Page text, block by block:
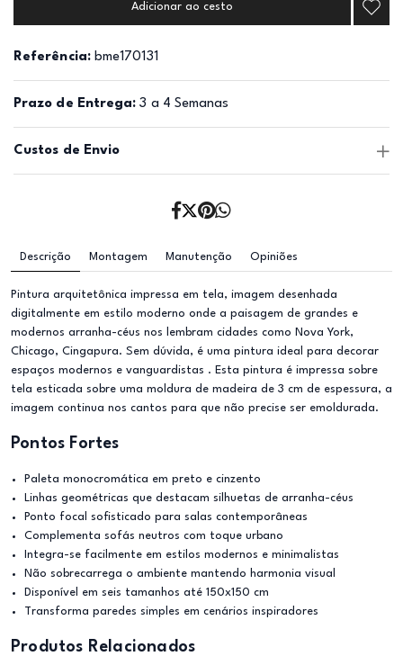
Adicionar ao cesto
Referência: bme170131
Prazo de Entrega: 3 a 4 Semanas
Custos de Envio
Descrição Montagem Manutenção Opiniões
Pintura arquitetônica impressa em tela, imagem desenhada
digitalmente em estilo moderno onde a paisagem de grandes e
modernos arranha-céus nos lembram cidades como Nova York,
Chicago, Cingapura. Sem dúvida, é uma pintura ideal para decorar
espaços modernos e vanguardistas . Esta pintura é impressa sobre
tela esticada sobre uma moldura de madeira de 3 cm de espessura, a
imagem continua nos cantos para que não precise ser emoldurada.
Pontos Fortes
Paleta monocromática em preto e cinzento
Linhas geométricas que destacam silhuetas de arranha-céus
Ponto focal sofisticado para salas contemporâneas
Complementa sofás neutros com toque urbano
Integra-se facilmente em estilos modernos e minimalistas
Não sobrecarrega o ambiente mantendo harmonia visual
Disponível em seis tamanhos até 150x150 cm
Transforma paredes simples em cenários inspiradores
Produtos Relacionados